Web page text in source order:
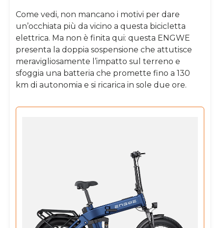
Come vedi, non mancano i motivi per dare
un’occhiata più da vicino a questa bicicletta
elettrica. Ma non è finita qui: questa ENGWE
presenta la doppia sospensione che attutisce
meravigliosamente l’impatto sul terreno e
sfoggia una batteria che promette fino a 130
km di autonomia e si ricarica in sole due ore.